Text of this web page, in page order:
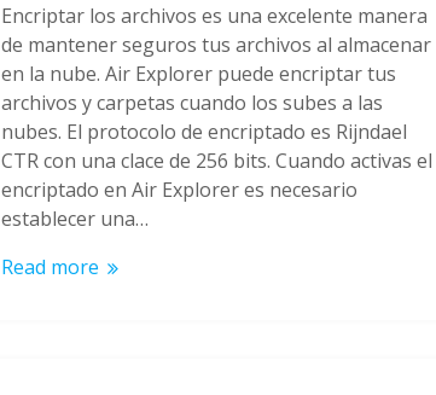
Encriptar los archivos es una excelente manera
de mantener seguros tus archivos al almacenar
en la nube. Air Explorer puede encriptar tus
archivos y carpetas cuando los subes a las
nubes. El protocolo de encriptado es Rijndael
CTR con una clace de 256 bits. Cuando activas el
encriptado en Air Explorer es necesario
establecer una…
Read more